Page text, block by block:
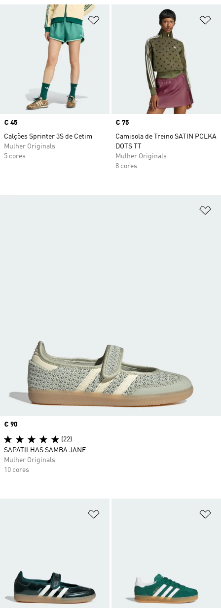
Adicionar à Lista de Desejos
Price
€ 45
Calções Sprinter 3S de Cetim
Mulher Originals
5 cores
Price
€ 75
Camisola de Treino SATIN POLKA
DOTS TT
Mulher Originals
8 cores
Price
€ 90
(22)
SAPATILHAS SAMBA JANE
Mulher Originals
10 cores